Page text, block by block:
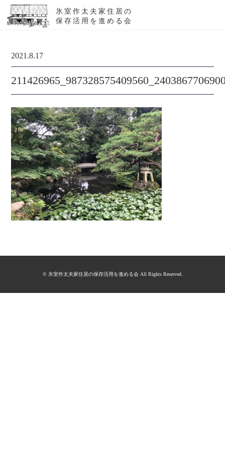
氷室作太夫家住居の
保存活用を進める会
2021.8.17
© 氷室作太夫家住居の保存活用を進める会 All Rights Reserved.